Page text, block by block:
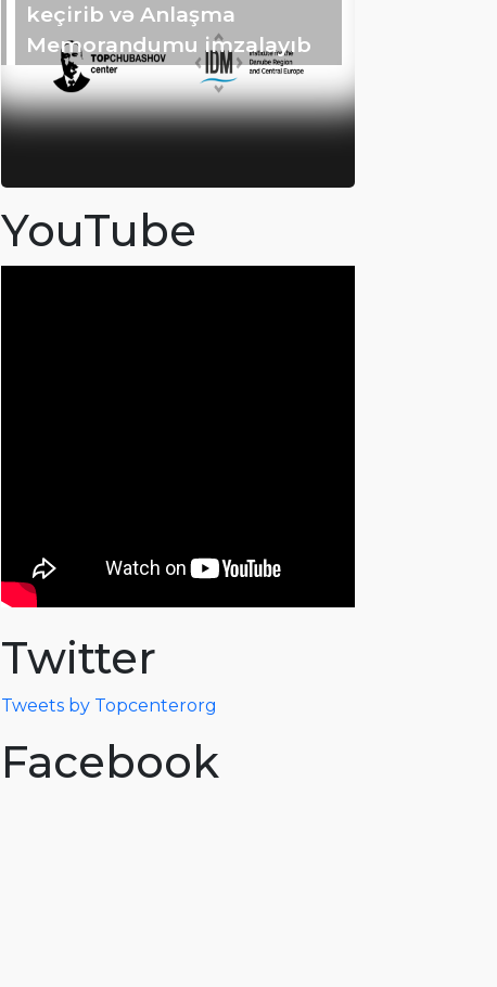
keçirib və Anlaşma
Memorandumu imzalayıb
YouTube
Twitter
Tweets by Topcenterorg
Facebook